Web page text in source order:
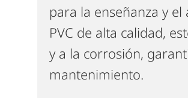
para la enseñanza y
PVC de alta calidad,
y a la corrosión,
mantenimiento.